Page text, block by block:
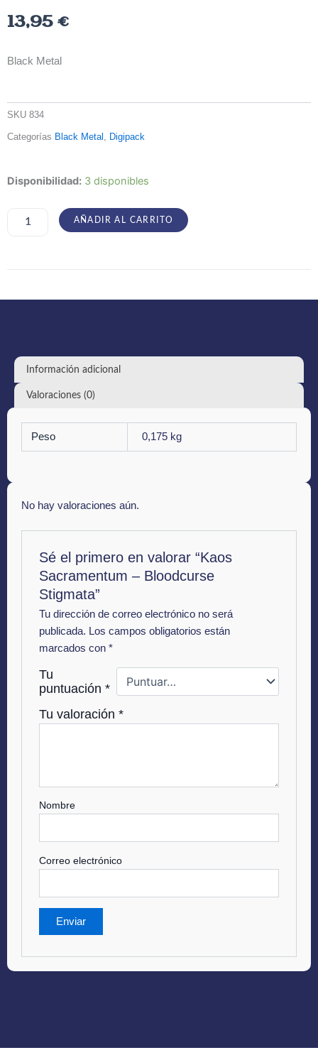
13,95 €
Black Metal
SKU 834
Categorías Black Metal , Digipack
Disponibilidad: 3 disponibles
Kaos
Bloodcurse
AÑADIR AL CARRITO
Información adicional
Valoraciones (0)
Peso 0,175 kg
No hay valoraciones aún.
Sé el primero en valorar “Kaos
Sacramentum – Bloodcurse
Stigmata”
Tu dirección de correo electrónico no será
publicada. Los campos obligatorios están
marcados con*
Tu
puntuación*
Tu valoración*
Nombre
Correo electrónico